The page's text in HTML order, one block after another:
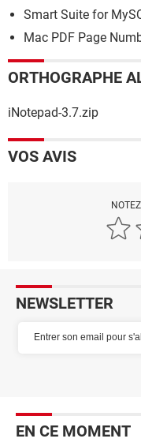
Smart Suite for
Mac PDF Page
ORTHOGRAPHE
iNotepad-3.7.zip
VOS AVIS
NEWSLETTER
EN CE MOMENT